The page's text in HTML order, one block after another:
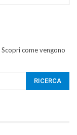
Scopri come vengono